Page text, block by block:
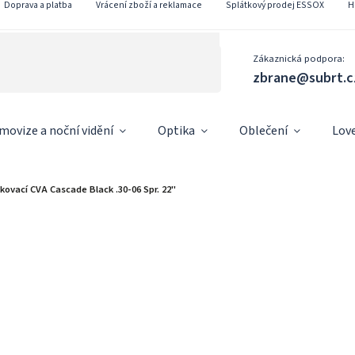
Doprava a platba Vrácení zboží a reklamace Splátkový prodej ESSOX
Zákaznická podpora:
a noční vidění Optika Oblečení
CVA Cascade Black .30-06 Spr. 22"